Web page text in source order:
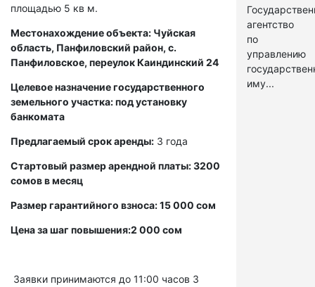
площадью 5 кв м.
Местонахождение объекта: Чуйская
область, Панфиловский район, с.
Панфиловское, переулок Каиндинский 24
Целевое назначение государственного
земельного участка: под установку
банкомата
Предлагаемый срок аренды: 3 года
Стартовый размер арендной платы: 3200
сомов в месяц
Размер гарантийного взноса: 15 000 сом
Цена за шаг повышения:2 000 сом
Заявки принимаются до 11:00 часов 3
агентство
по
управлению
иму...